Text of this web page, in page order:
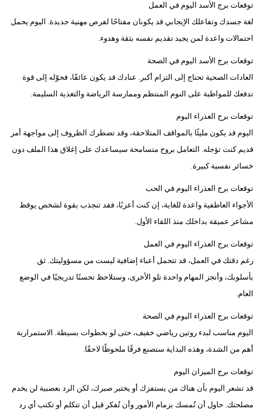
توقعات برج الأسد اليوم في العمل
لغة جسدك وتفاعلك الإيجابي قد يكونان مفتاحًا لفرص مهنية جديدة. اليوم يحمل
احتمالات واعدة لمن يجيد تقديم نفسه بثقة وهدوء.
توقعات برج الأسد اليوم في الصحة
العادات الصحية تحتاج إلى التزام أكبر. عنادك قد يكون عائقًا، فحوّله إلى قوة
تدفعك للمواظبة على النوم المنتظم وممارسة الرياضة والتغذية السليمة.
توقعات برج العذراء اليوم
اليوم قد يكون مليئًا بالمواقف المتلاحقة، وقد تضطرك الظروف إلى مواجهة أمر
قديم كنت تؤجله. التعامل بروح متسامحة سيساعدك على إغلاق هذا الملف دون
خسائر نفسية كبيرة.
توقعات برج العذراء اليوم في الحب
الأجواء العاطفية واعدة للغاية، إن كنت أعزبًا، فقد تنجذب بقوة لشخص يوقظ
مشاعر عميقة بداخلك منذ اللقاء الأول.
توقعات برج العذراء اليوم في العمل
رغم دقتك في العمل، قد تتحمل أعباء إضافية ليست من مسؤوليتك. ثق
بأسلوبك، وأنجز المهام واحدة تلو الأخرى، وستلاحظ تحسنًا تدريجيًا في الوضع
العام.
توقعات برج العذراء اليوم في الصحة
اليوم مناسب لبدء روتين رياضي خفيف، حتى لو بخطوات بسيطة. الاستمرارية
أهم من الشدة، وهذه البداية ستصنع فرقًا ملحوظًا لاحقًا.
توقعات برج الميزان اليوم
قد تشعر اليوم بأن هناك من يستفزك أو يختبر صبرك، لكن الرد بعصبية لن يخدم
مصلحتك. حاول أن تُمسك بزمام الأمور وأن تُفكر قبل أن تتكلم أو تكتب أي رد